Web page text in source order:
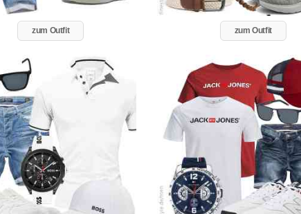
zum Outfit zum Outfit